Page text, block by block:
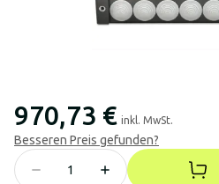
970,73 € inkl. MwSt.
Besseren Preis gefunden?